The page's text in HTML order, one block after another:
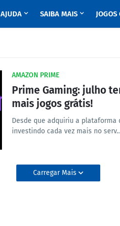
AJUDA SAIBA MAIS JOGOS
AMAZON PRIME
Prime Gaming: julho
mais jogos grátis!
Desde que adquiriu a plataforma
investindo cada vez mais no
Carregar Mais